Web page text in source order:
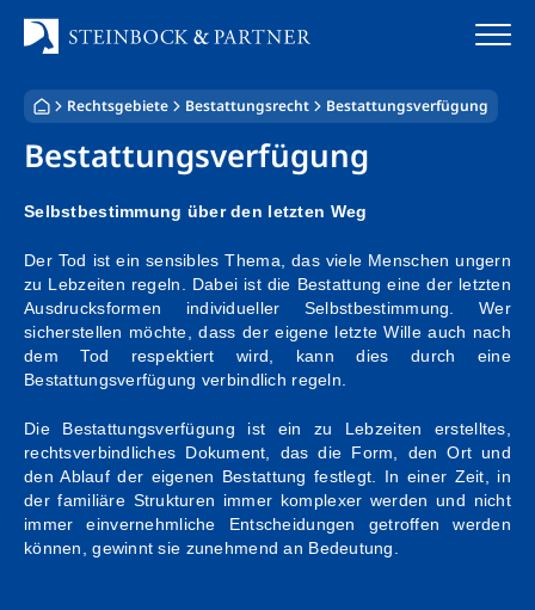
Inhalt
springen
Startseite
Standorte
Rechtsgebiete
Stellenangebote
Rechtsgebiete Bestattungsrecht Bestattungsverfügung
Bestattungsverfügung
Selbstbestimmung über den letzten Weg
Der Tod ist ein sensibles Thema, das viele Menschen ungern
zu Lebzeiten regeln. Dabei ist die Bestattung eine der letzten
Ausdrucksformen individueller Selbstbestimmung. Wer
sicherstellen möchte, dass der eigene letzte Wille auch nach
dem Tod respektiert wird, kann dies durch eine
Bestattungsverfügung verbindlich regeln.
Die Bestattungsverfügung ist ein zu Lebzeiten erstelltes,
rechtsverbindliches Dokument, das die Form, den Ort und
den Ablauf der eigenen Bestattung festlegt. In einer Zeit, in
der familiäre Strukturen immer komplexer werden und nicht
immer einvernehmliche Entscheidungen getroffen werden
können, gewinnt sie zunehmend an Bedeutung.